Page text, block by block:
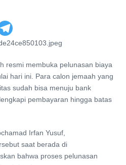
resmi membuka pelunasan biaya
hari ini. Para calon jemaah yang
sudah bisa menuju bank
pembayaran hingga batas
Irfan Yusuf,
saat berada di
bahwa proses pelunasan